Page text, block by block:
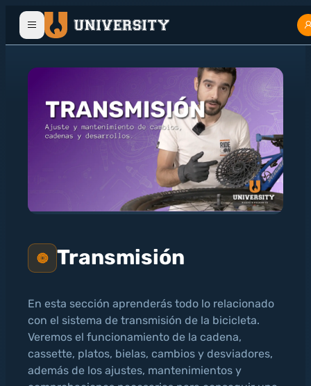
Transmisión
En esta sección aprenderás todo lo relacionado
con el sistema de transmisión de la bicicleta.
Veremos el funcionamiento de la cadena,
cassette, platos, bielas, cambios y desviadores,
además de los ajustes, mantenimientos y